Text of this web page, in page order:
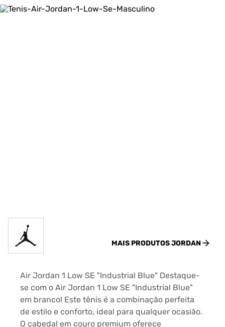
MAIS PRODUTOSJORDAN
Air Jordan 1 Low SE "Industrial Blue" Destaque-
se com o Air Jordan 1 Low SE "Industrial Blue"
em branco! Este tênis é a combinação perfeita
de estilo e conforto, ideal para qualquer ocasião.
O cabedal em couro premium oferece